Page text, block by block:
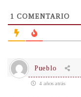
1 COMENTARIO
Pueblo
4 años atrás